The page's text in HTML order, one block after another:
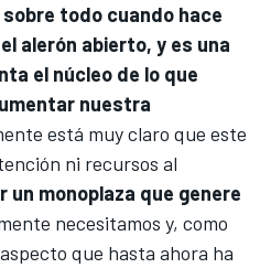
todo cuando hace
alerón abierto, y es una
el núcleo de lo que
nuestra
está muy claro que este
ni recursos al
un monoplaza que genere
necesitamos y, como
que hasta ahora ha